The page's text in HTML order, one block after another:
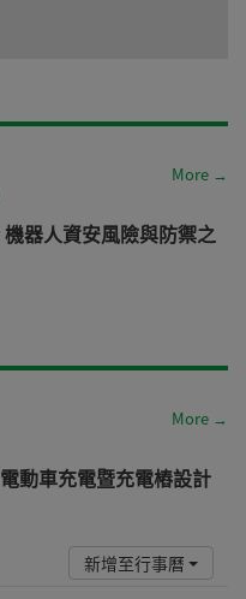
More →
器人資安風險與防禦之
More →
動車充電暨充電樁設計
新增至行事曆